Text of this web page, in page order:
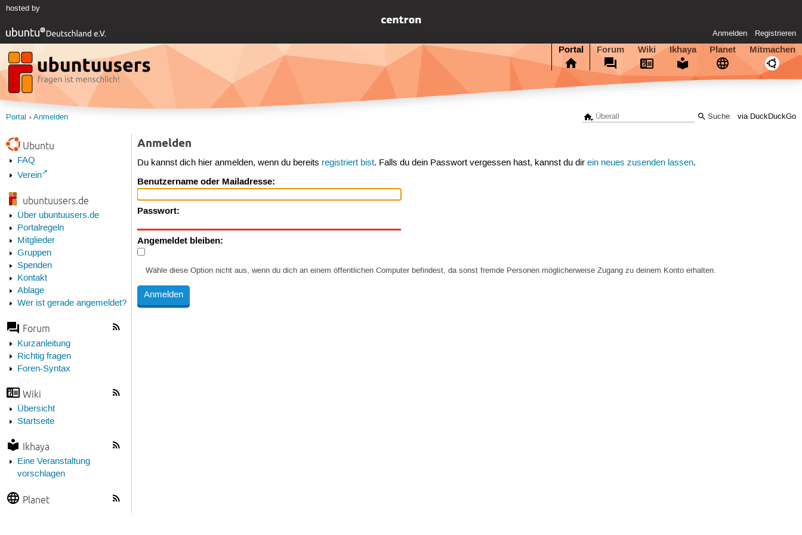
hosted by
Anmelden Registrieren
Portal Forum Wiki Ikhaya Planet Mitmachen
via DuckDuckGo
Portal Anmelden
Ubuntu
FAQ
Verein
ubuntuusers.de
Über ubuntuusers.de
Portalregeln
Mitglieder
Gruppen
Spenden
Kontakt
Ablage
Wer ist gerade angemeldet?
Forum
Kurzanleitung
Richtig fragen
Foren-Syntax
Wiki
Übersicht
Startseite
Ikhaya
Eine Veranstaltung
vorschlagen
Planet
Anmelden
Du kannst dich hier anmelden, wenn du bereits registriert bist. Falls du dein Passwort vergessen hast, kannst du direin neues zusenden lassen.
Benutzername oder Mailadresse:
Passwort:
Angemeldet bleiben:
Wähle diese Option nicht aus, wenn du dich an einem öffentlichen Computer befindest, da sonst fremde Personen möglicherweise Zugang zu deinem Konto erhalten.